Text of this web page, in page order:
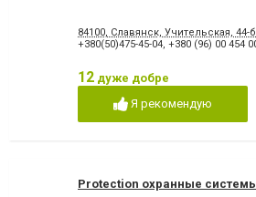
84100, Славянск, Учительская, 44-б
+380(50)475-45-04 +380 (96) 00 454
12 дуже добре
Я рекомендую
Protection охранные